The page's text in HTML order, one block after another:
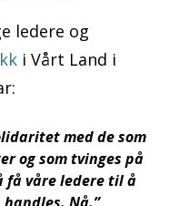
ledere og
i Vårt Land i
med de som
og som tvinges på
få våre ledere til å